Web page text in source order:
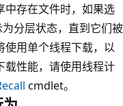
中存在文件时，如果选
分层状态，直到它们被
使用单个线程下载，以
载性能，请使用线程计
cmdlet。